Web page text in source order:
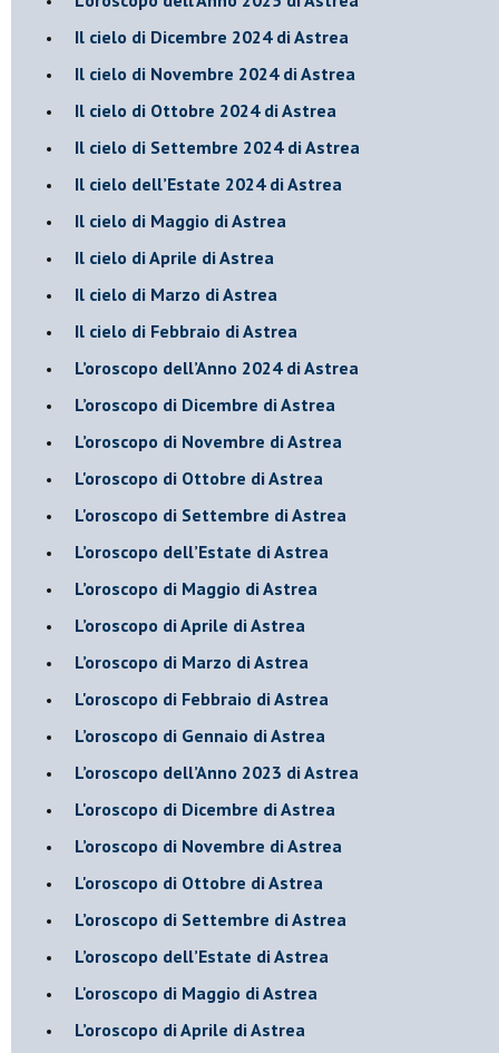
​Il cielo di Dicembre 2024 di Astrea
Il cielo di Novembre 2024 di Astrea
​Il cielo di Ottobre 2024 di Astrea
​Il cielo di Settembre 2024 di Astrea
Il cielo dell’Estate 2024 di Astrea
Il cielo di Maggio di Astrea
Il cielo di Aprile di Astrea
​Il cielo di Marzo di Astrea
​Il cielo di Febbraio di Astrea
​L’oroscopo dell’Anno 2024 di Astrea
​L’oroscopo di Dicembre di Astrea
​L’oroscopo di Novembre di Astrea
L'oroscopo di Ottobre di Astrea
L'oroscopo di Settembre di Astrea
L’oroscopo dell’Estate di Astrea
​L’oroscopo di Maggio di Astrea
​L’oroscopo di Aprile di Astrea
L’oroscopo di Marzo di Astrea
L'oroscopo di Febbraio di Astrea
​L’oroscopo di Gennaio di Astrea
​L’oroscopo dell’Anno 2023 di Astrea
L'oroscopo di Dicembre di Astrea
L’oroscopo di Novembre di Astrea
L'oroscopo di Ottobre di Astrea
​L’oroscopo di Settembre di Astrea
​L’oroscopo dell’Estate di Astrea
L'oroscopo di Maggio di Astrea
​L’oroscopo di Aprile di Astrea